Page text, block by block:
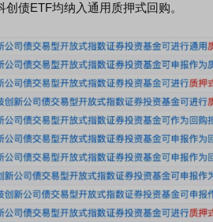
债ETF均纳入通用质押式回购。